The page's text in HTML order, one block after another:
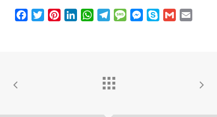
Nome de usuário
FacebookTwitterPinterestLinkedInWhatsAppTelegramMessageMessenger
Skype Gmail